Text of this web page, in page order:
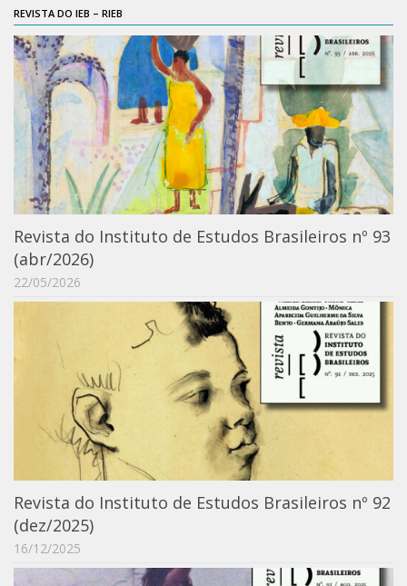
REVISTA DO IEB – RIEB
Revista do Instituto de Estudos Brasileiros nº 93
(abr/2026)
22/05/2026
Revista do Instituto de Estudos Brasileiros nº 92
(dez/2025)
16/12/2025